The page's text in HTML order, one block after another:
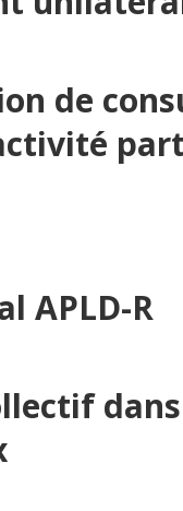
de
APLD-R